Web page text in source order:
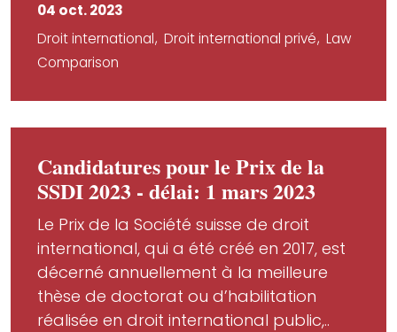
04 oct. 2023
Droit international Droit international privé Law
Comparison
Candidatures pour le Prix de la
SSDI 2023 - délai: 1 mars 2023
Le Prix de la Société suisse de droit
international, qui a été créé en 2017, est
décerné annuellement à la meilleure
thèse de doctorat ou d’habilitation
réalisée en droit international public,..